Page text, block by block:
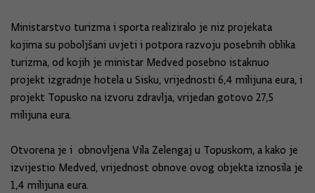
Ministarstvo turizma i sporta realiziralo je niz projekata
kojima su poboljšani uvjeti i potpora razvoju posebnih oblika
turizma, od kojih je ministar Medved posebno istaknuo
projekt izgradnje hotela u Sisku, vrijednosti 6,4 milijuna eura, i
projekt Topusko na izvoru zdravlja, vrijedan gotovo 27,5
milijuna eura.
Otvorena je i obnovljena Vila Zelengaj u Topuskom, a kako je
izvijestio Medved, vrijednost obnove ovog objekta iznosila je
1,4 milijuna eura.